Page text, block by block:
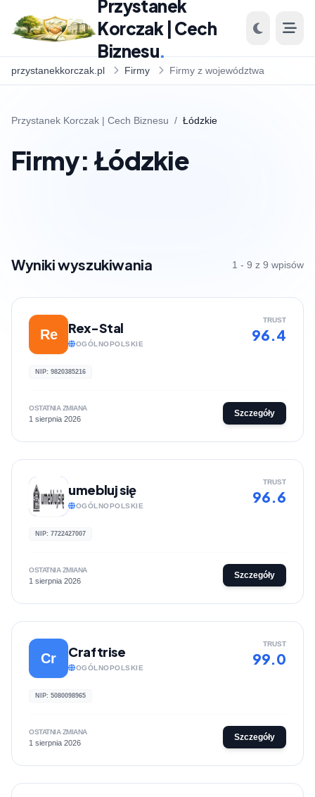
Przystanek
Korczak | Cech
Biznesu.
przystanekkorczak.pl Firmy Firmy z województwa
Przystanek Korczak | Cech Biznesu / Łódzkie
Firmy: Łódzkie
Wyniki wyszukiwania 1 - 9 z 9 wpisów
Re Rex-Stal
OGÓLNOPOLSKIE
TRUST
96.4
NIP: 9820385216
OSTATNIA ZMIANA
1 sierpnia 2026
Szczegóły
umebluj się
OGÓLNOPOLSKIE
TRUST
96.6
NIP: 7722427007
OSTATNIA ZMIANA
1 sierpnia 2026
Szczegóły
Cr Craftrise
OGÓLNOPOLSKIE
TRUST
99.0
NIP: 5080098965
OSTATNIA ZMIANA
1 sierpnia 2026
Szczegóły